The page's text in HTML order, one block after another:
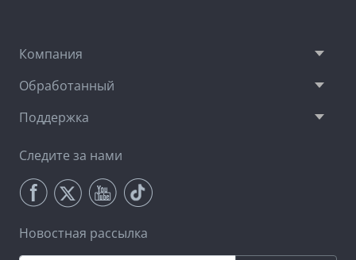
Компания
Обработанный
Поддержка
Следите за нами
Новостная рассылка